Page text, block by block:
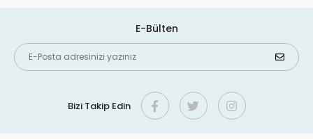
E-Bülten
Bizi Takip Edin